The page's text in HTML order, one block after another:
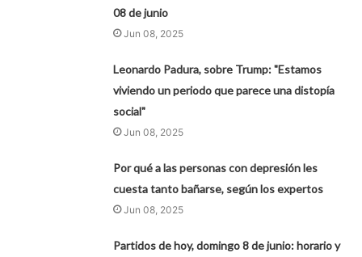
08 de junio
Jun 08, 2025
Leonardo Padura, sobre Trump: "Estamos
viviendo un periodo que parece una distopía
social"
Jun 08, 2025
Por qué a las personas con depresión les
cuesta tanto bañarse, según los expertos
Jun 08, 2025
Partidos de hoy, domingo 8 de junio: horario y